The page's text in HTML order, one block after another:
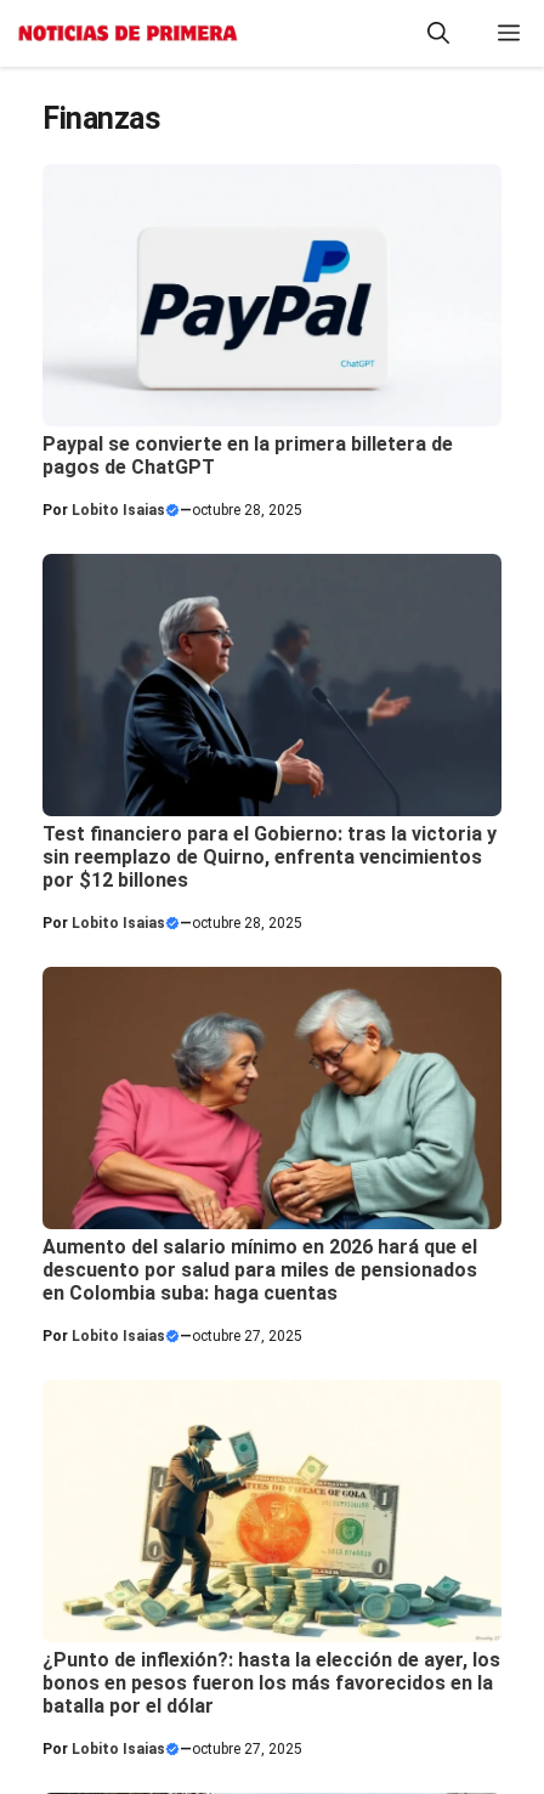
Saltar
Finanzas
Paypal se convierte en la primera billetera de
pagos de ChatGPT
Por Lobito Isaias —octubre 28, 2025
Test financiero para el Gobierno: tras la victoria y
sin reemplazo de Quirno, enfrenta vencimientos
por $12 billones
Por Lobito Isaias —octubre 28, 2025
Aumento del salario mínimo en 2026 hará que el
descuento por salud para miles de pensionados
en Colombia suba: haga cuentas
Por Lobito Isaias —octubre 27, 2025
¿Punto de inflexión?: hasta la elección de ayer, los
bonos en pesos fueron los más favorecidos en la
batalla por el dólar
Por Lobito Isaias —octubre 27, 2025